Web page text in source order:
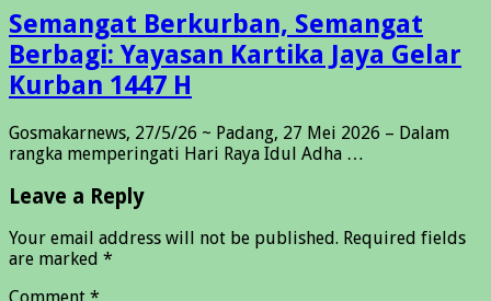
Semangat Berkurban, Semangat
Berbagi: Yayasan Kartika Jaya Gelar
Kurban 1447 H
Gosmakarnews, 27/5/26 ~ Padang, 27 Mei 2026 – Dalam
rangka memperingati Hari Raya Idul Adha …
Leave a Reply
Your email address will not be published. Required fields
are marked *